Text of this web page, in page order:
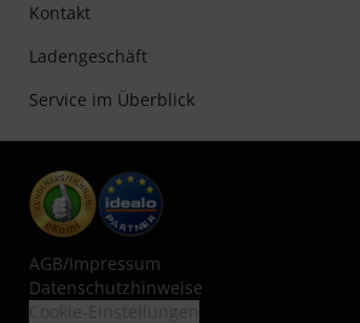
Kontakt
Ladengeschäft
Service im Überblick
AGB/Impressum
Datenschutzhinweise